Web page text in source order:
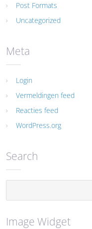
Post Formats
Uncategorized
Meta
Login
Vermeldingen feed
Reacties feed
WordPress.org
Search
Image Widget